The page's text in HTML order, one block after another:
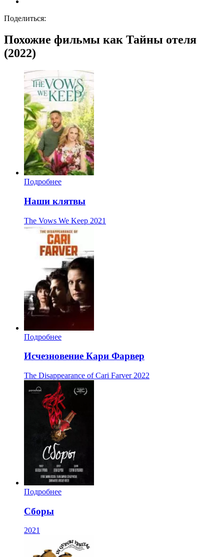
Поделиться:
Похожие фильмы как Тайны отеля
(2022)
Подробнее
Наши клятвы
The Vows We Keep 2021
Подробнее
Исчезновение Кари Фарвер
The Disappearance of Cari Farver 2022
Подробнее
Сборы
2021